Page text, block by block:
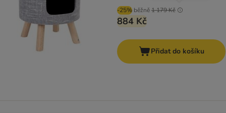
-25% běžně1 179 Kč
884 Kč
Přidat do košíku